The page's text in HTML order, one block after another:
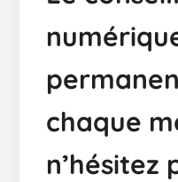
chaque
n’hésitez